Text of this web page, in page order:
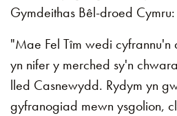
Gymdeithas Bêl-droed Cymru:
"Mae Fel Tîm wedi cyfrannu'n
yn nifer y merched sy'n
lled Casnewydd. Rydym yn
gyfranogiad mewn ysgolion,